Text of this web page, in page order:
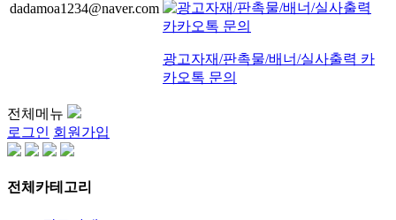
dadamoa1234@naver.com
광고자재/판촉물/배너/실사출력 카
카오톡 문의
전체메뉴
로그인 회원가입
전체카테고리